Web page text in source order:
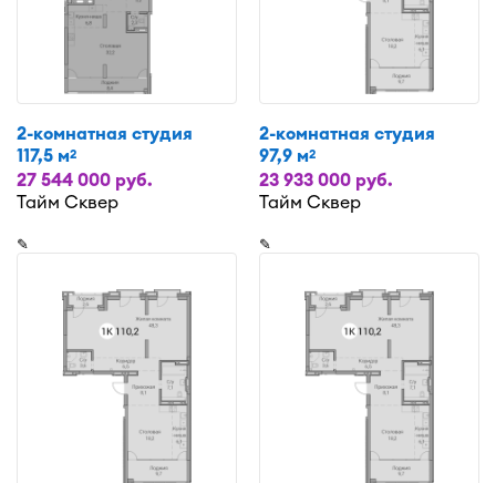
2-комнатная студия
117,5 м2
27 544 000 руб.
Тайм Сквер
2-комнатная студия
97,9 м2
23 933 000 руб.
Тайм Сквер
✎ ✎